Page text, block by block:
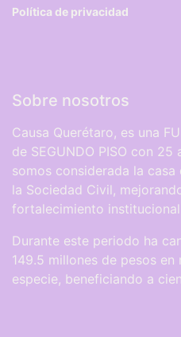
Política de privacidad
Sobre nosotros
Causa Querétaro, es una
de SEGUNDO PISO con
somos considerada la
la Sociedad Civil,
fortalecimiento
Durante este periodo ha
149.5 millones de pesos
especie, beneficiando a